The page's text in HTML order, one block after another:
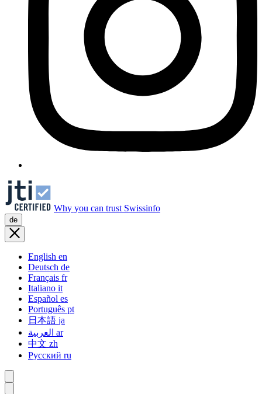
Why you can trust Swissinfo
de
English en
Deutsch de
Français fr
Italiano it
Español es
Português pt
日本語 ja
ar
中文 zh
Русский ru